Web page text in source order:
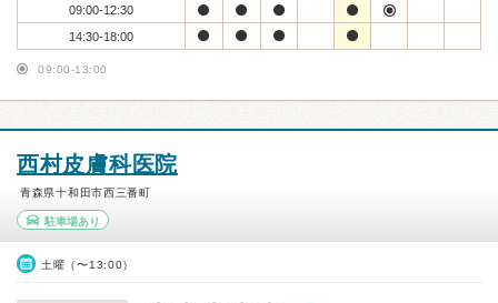
09:00-12:30
14:30-18:00
09:00-13:00
西村皮膚科医院
青森県十和田市西三番町
駐車場あり
土曜（〜13:00）